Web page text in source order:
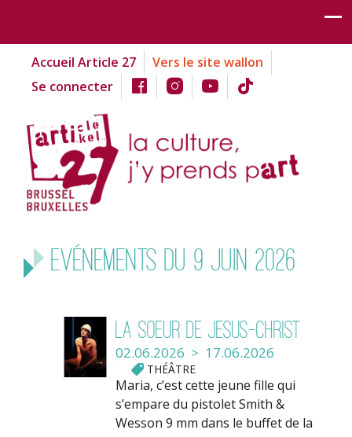
Accueil Article 27
Vers le site wallon
Se connecter
Evénements du 9 juin 2026
La Soeur de Jesus-Christ
02.06.2026 > 17.06.2026
THÉÂTRE
Maria, c’est cette jeune fille qui
s’empare du pistolet Smith &
Wesson 9 mm dans le buffet de la